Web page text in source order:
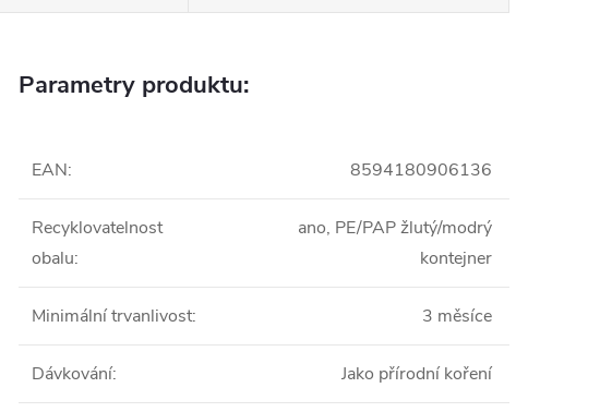
Parametry produktu:
EAN: 8594180906136
Recyklovatelnost
obalu:
ano, PE/PAP žlutý/modrý
kontejner
Minimální trvanlivost: 3 měsíce
Dávkování: Jako přírodní koření